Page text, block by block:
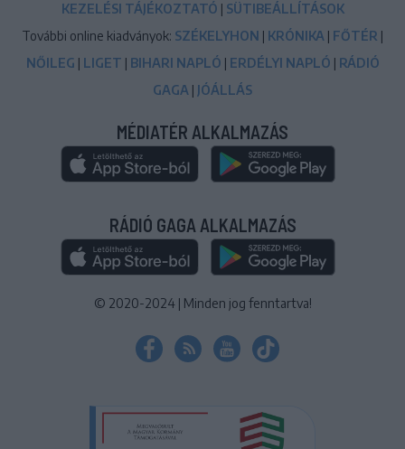
KEZELÉSI TÁJÉKOZTATÓ | SÜTIBEÁLLÍTÁSOK
További online kiadványok: SZÉKELYHON | KRÓNIKA | FŐTÉR |
NŐILEG | LIGET | BIHARI NAPLÓ | ERDÉLYI NAPLÓ | RÁDIÓ
GAGA | JÓÁLLÁS
MÉDIATÉR ALKALMAZÁS
RÁDIÓ GAGA ALKALMAZÁS
© 2020-2024 | Minden jog fenntartva!